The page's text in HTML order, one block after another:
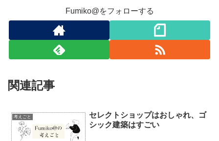
Fumiko@をフォローする
関連記事
考えごと
セレクトショップはおしゃれ、ゴ
シック建築はすごい